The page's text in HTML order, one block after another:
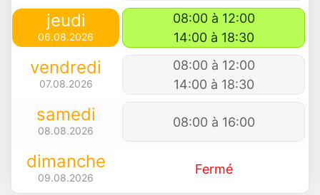
jeudi
06.08.2026
08:00 à 12:00
14:00 à 18:30
vendredi
07.08.2026
08:00 à 12:00
14:00 à 18:30
samedi
08.08.2026
08:00 à 16:00
dimanche
09.08.2026
Fermé